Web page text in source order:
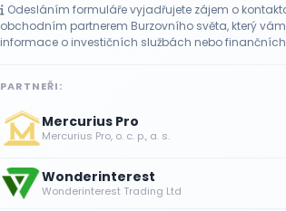
Odesláním formuláře vyjadřujete zájem o
obchodním partnerem Burzovního světa, který
informace o investičních službách nebo
PARTNEŘI:
Mercurius Pro
Mercurius Pro, o. c. p., a. s.
Wonderinterest
Wonderinterest Trading Ltd